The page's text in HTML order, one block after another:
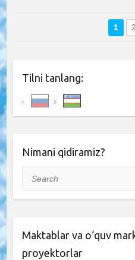
1 2
Tilni tanlang:
Nimani qidiramiz?
Search
Maktablar va o‘quv
proyektorlar